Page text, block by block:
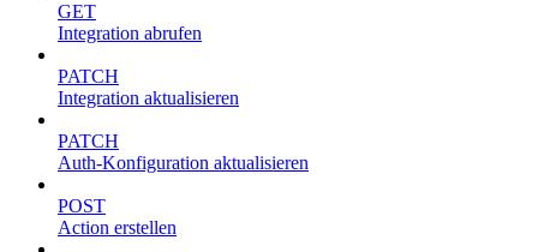
GET
Integration abrufen
PATCH
Integration aktualisieren
PATCH
Auth-Konfiguration aktualisieren
POST
Action erstellen